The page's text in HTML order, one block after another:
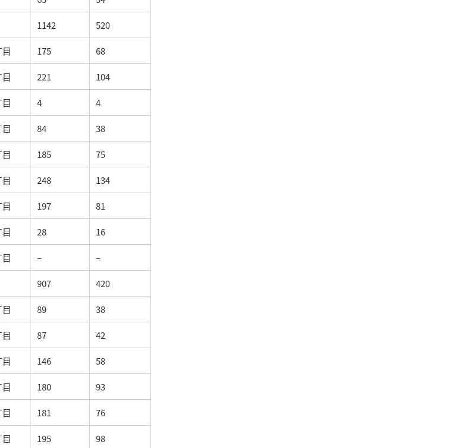
1142 520
目 175 68
目 221 104
目 4 4
目 84 38
目 185 75
目 248 134
目 197 81
目 28 16
目 – –
907 420
目 89 38
目 87 42
目 146 58
目 180 93
目 181 76
目 195 98